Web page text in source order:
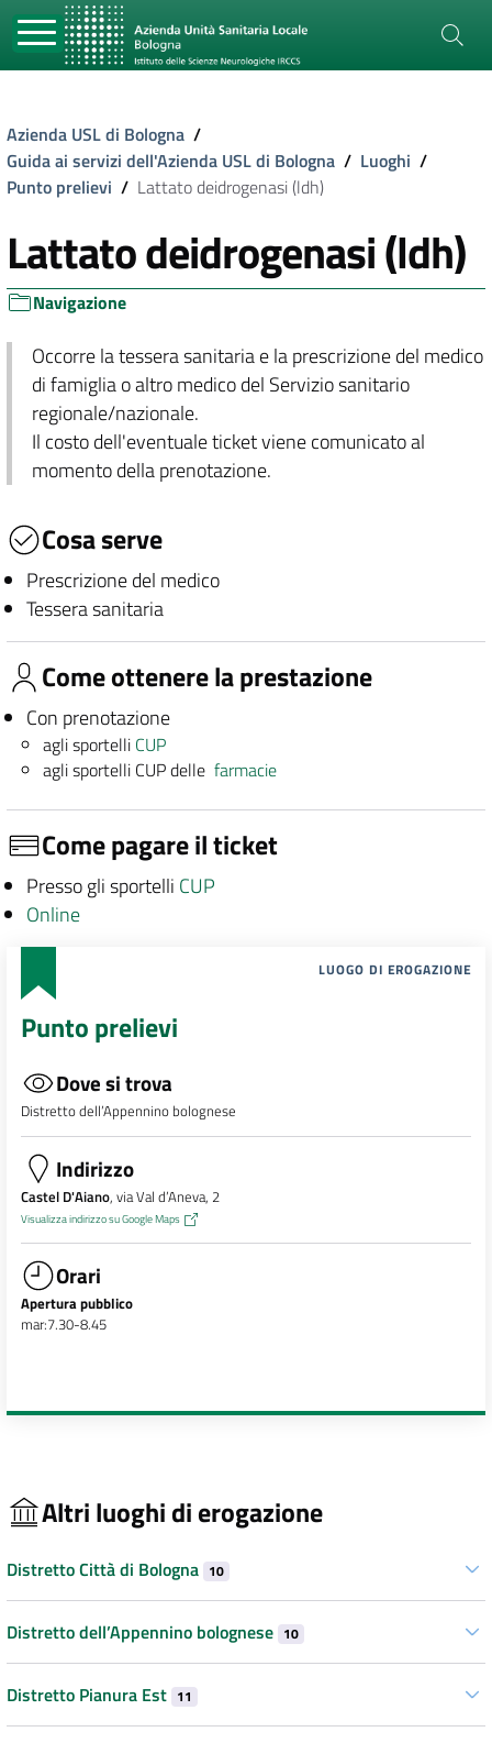
Azienda USL di Bologna /
Guida ai servizi dell'Azienda USL di Bologna / Luoghi /
Punto prelievi / Lattato deidrogenasi (ldh)
Lattato deidrogenasi (ldh)
Navigazione
Occorre la tessera sanitaria e la prescrizione del medico
di famiglia o altro medico del Servizio sanitario
regionale/nazionale.
Il costo dell'eventuale ticket viene comunicato al
momento della prenotazione.
Cosa serve
Prescrizione del medico
Tessera sanitaria
Come ottenere la prestazione
Con prenotazione
agli sportelli CUP
agli sportelli CUP dellefarmacie
Come pagare il ticket
Presso gli sportelli CUP
Online
LUOGO DI EROGAZIONE
Punto prelievi
Dove si trova
Distretto dell’Appennino bolognese
Indirizzo
Castel D'Aiano, via Val d’Aneva, 2
Visualizza indirizzo su Google Maps
Orari
Apertura pubblico
mar:7.30-8.45
Altri luoghi di erogazione
Distretto Città di Bologna 10
Distretto dell’Appennino bolognese 10
Distretto Pianura Est 11